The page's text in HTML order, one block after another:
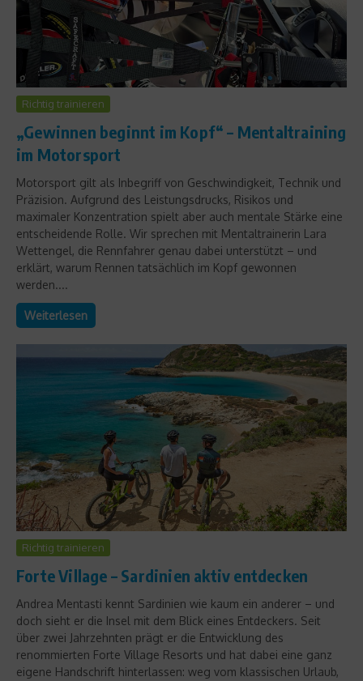
Richtig trainieren
„Gewinnen beginnt im Kopf“ – Mentaltraining
im Motorsport
Motorsport gilt als Inbegriff von Geschwindigkeit, Technik und
Präzision. Aufgrund des Leistungsdrucks, Risikos und
maximaler Konzentration spielt aber auch mentale Stärke eine
entscheidende Rolle. Wir sprechen mit Mentaltrainerin Lara
Wettengel, die Rennfahrer genau dabei unterstützt – und
erklärt, warum Rennen tatsächlich im Kopf gewonnen
werden....
Weiterlesen
Richtig trainieren
Forte Village – Sardinien aktiv entdecken
Andrea Mentasti kennt Sardinien wie kaum ein anderer – und
doch sieht er die Insel mit dem Blick eines Entdeckers. Seit
über zwei Jahrzehnten prägt er die Entwicklung des
renommierten Forte Village Resorts und hat dabei eine ganz
eigene Handschrift hinterlassen: weg vom klassischen Urlaub,